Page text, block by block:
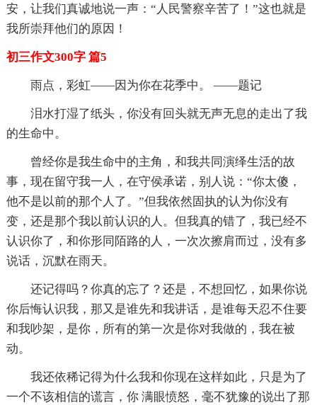
安，让我们真诚地说一声：“人民警察辛苦了！”这也就是
我所崇拜他们的原因！
初三作文300字 篇5
雨点，彩虹——因为你在花季中。 ——题记
泪水打湿了纸头，你没有回头就无声无息的走出了我
的生命中。
曾经你是我生命中的主角，和我共同演绎生活的故
事，现在留守我一人，在守侯承诺，别人说：“你太傻，
他不是以前的那个人了。”但我依然固执的认为你没有
变，还是那个我以前认识的人。但我真的错了，我已经不
认识你了，和你形同陌路的人，一次次擦肩而过，没有多
说话，沉默在雨天。
还记得吗？你真的忘了？还是，不想回忆，如果你说
你后悔认识我，那又是谁先和我讲话，是谁每天忍不住要
和我吵架，是你，所有的第一次是你对我做的，我在被
动。
我还依稀记得为什么我和你现在这样如此，只是为了
一个不该相信的谎言，你 满眼愤怒，毫不犹豫的说出了那